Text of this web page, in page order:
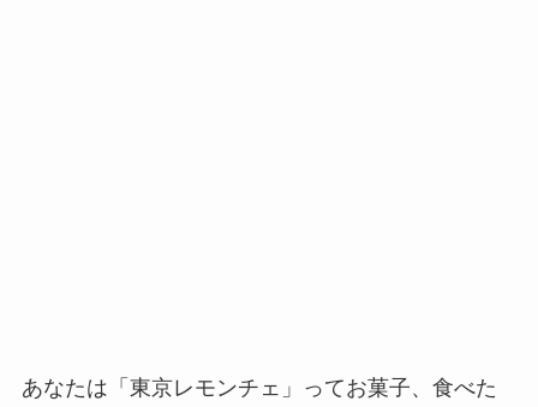
あなたは「東京レモンチェ」ってお菓子、食べた